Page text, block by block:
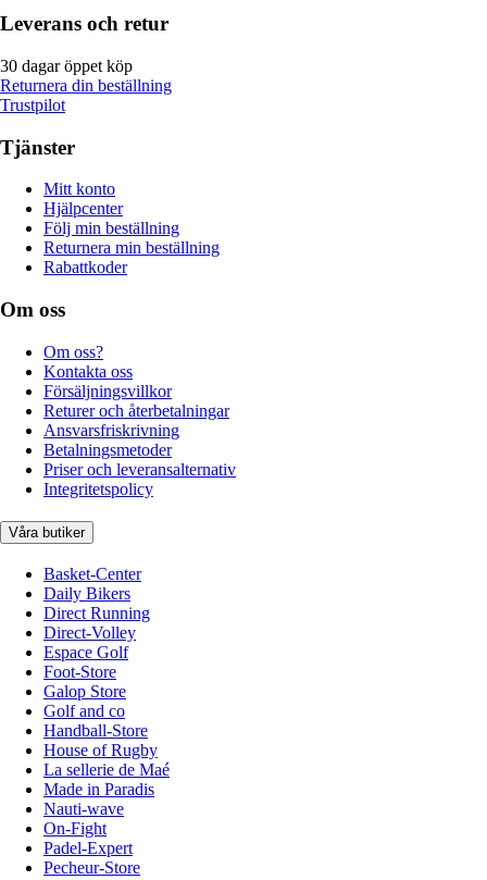
Leverans och retur
30 dagar öppet köp
Returnera din beställning
Trustpilot
Tjänster
Mitt konto
Hjälpcenter
Följ min beställning
Returnera min beställning
Rabattkoder
Om oss
Om oss?
Kontakta oss
Försäljningsvillkor
Returer och återbetalningar
Ansvarsfriskrivning
Betalningsmetoder
Priser och leveransalternativ
Integritetspolicy
Våra butiker
Basket-Center
Daily Bikers
Direct Running
Direct-Volley
Espace Golf
Foot-Store
Galop Store
Golf and co
Handball-Store
House of Rugby
La sellerie de Maé
Made in Paradis
Nauti-wave
On-Fight
Padel-Expert
Pecheur-Store